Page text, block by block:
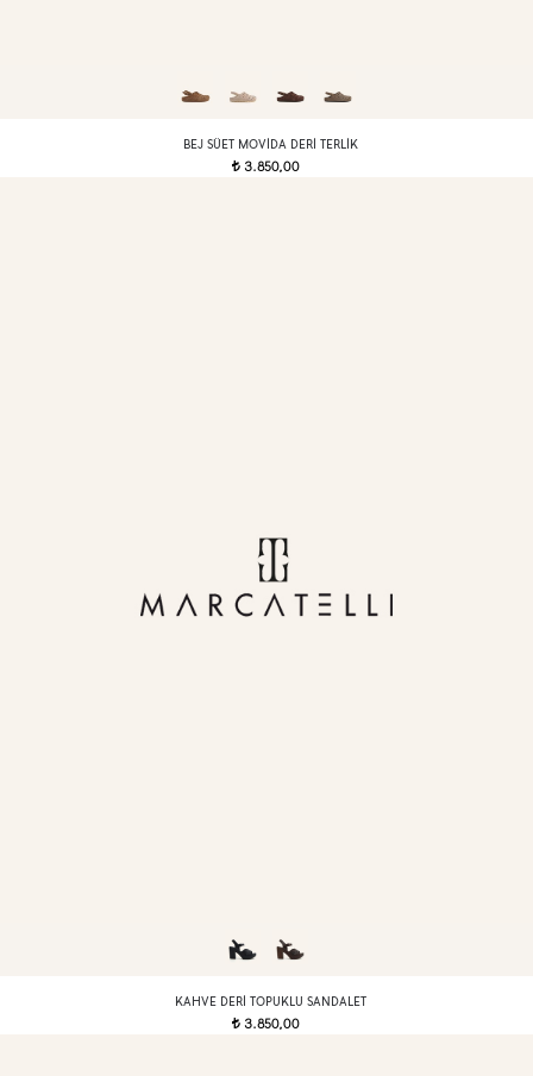
BEJ SÜET MOVIDA DERI TERLIK
t3.850,00
KAHVE DERI TOPUKLU SANDALET
t3.850,00